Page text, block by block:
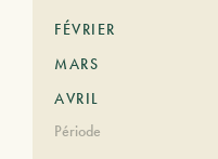
FÉVRIER
MARS
AVRIL
Période